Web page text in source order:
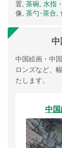
置, 茶碗, 水指
像, 茶勺･茶合,
中国絵画・中
ロンズなど、
たします。
中